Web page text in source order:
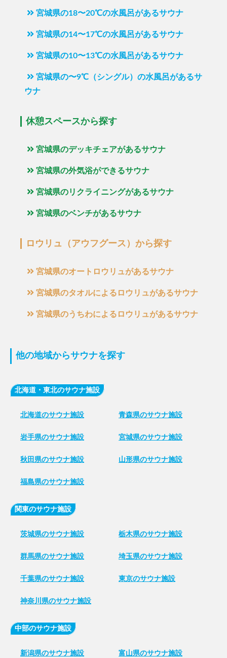
宮城県の18〜20℃の水風呂があるサウナ
宮城県の14〜17℃の水風呂があるサウナ
宮城県の10〜13℃の水風呂があるサウナ
宮城県の〜9℃（シングル）の水風呂があるサ
ウナ
休憩スペースから探す
宮城県のデッキチェアがあるサウナ
宮城県の外気浴ができるサウナ
宮城県のリクライニングがあるサウナ
宮城県のベンチがあるサウナ
ロウリュ（アウフグース）から探す
宮城県のオートロウリュがあるサウナ
宮城県のタオルによるロウリュがあるサウナ
宮城県のうちわによるロウリュがあるサウナ
他の地域からサウナを探す
北海道・東北のサウナ施設
北海道のサウナ施設 青森県のサウナ施設
岩手県のサウナ施設 宮城県のサウナ施設
秋田県のサウナ施設 山形県のサウナ施設
福島県のサウナ施設
関東のサウナ施設
茨城県のサウナ施設 栃木県のサウナ施設
群馬県のサウナ施設 埼玉県のサウナ施設
千葉県のサウナ施設 東京のサウナ施設
神奈川県のサウナ施設
中部のサウナ施設
新潟県のサウナ施設 富山県のサウナ施設